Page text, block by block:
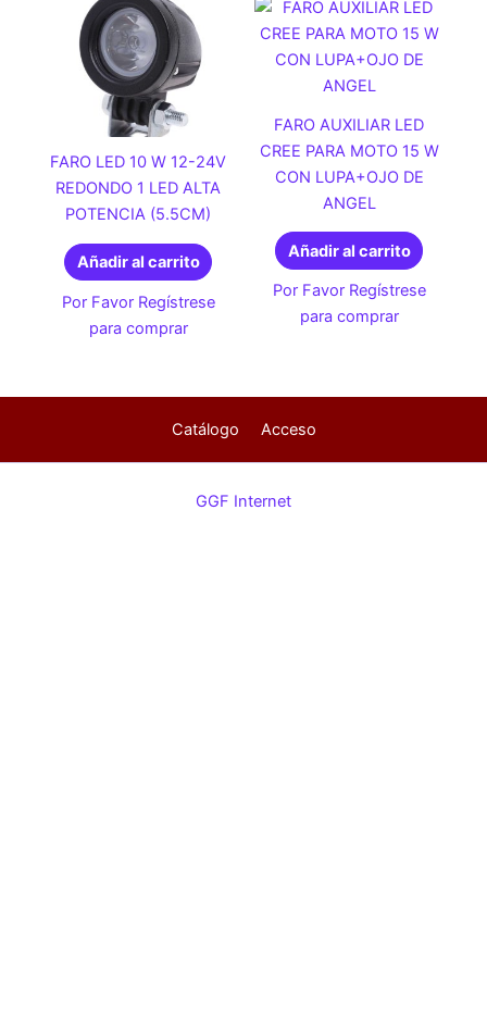
FARO LED 10 W 12-24V
REDONDO 1 LED ALTA
POTENCIA (5.5CM)
Añadir al carrito
Por Favor Regístrese
para comprar
FARO AUXILIAR LED
CREE PARA MOTO 15 W
CON LUPA+OJO DE
ANGEL
Añadir al carrito
Por Favor Regístrese
para comprar
Catálogo Acceso
GGF Internet